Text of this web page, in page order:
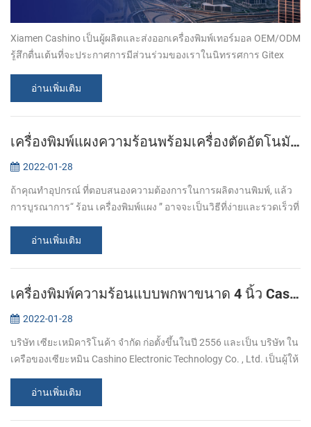
Xiamen Cashino เป็นผู้ผลิตและส่งออกเครื่องพิมพ์เทอร์มอล OEM/ODM
รู้สึกตื่นเต้นที่จะประกาศการมีส่วนร่วมของเราในนิทรรศการ Gitex
อุตสาหกรรมการพิมพ...
อ่านเพิ่มเติม
เครื่องพิมพ์แผงความร้อนพร้อมเครื่องตัดอัตโนมัติคืออะไร?
2022-01-28
ถ้าคุณทำอุปกรณ์ ที่ตอบสนองความต้องการในการผลิตงานพิมพ์, แล้ว
การบูรณาการ“ ร้อน เครื่องพิมพ์แผง ” อาจจะเป็นวิธีที่ง่ายและรวดเร็วที่
การติ...อ่านเพิ่มเติม
เครื่องพิมพ์ความร้อนแบบพกพาขนาด 4 นิ้ว Cashino 4 นิ้ว
2022-01-28
บริษัท เซียะเหมิคาริโนค้า จำกัด ก่อตั้งขึ้นในปี 2556 และเป็น บริษัท ใน
เครือของเซียะหมิน Cashino Electronic Technology Co. , Ltd. เป็นผู้ให้
และ...อ่านเพิ่มเติม